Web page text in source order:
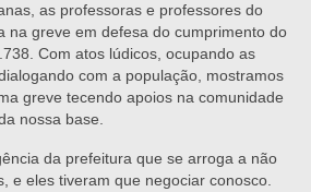
as professoras e professores do
na greve em defesa do cumprimento do
Com atos lúdicos, ocupando as
com a população, mostramos
greve tecendo apoios na comunidade
nossa base.
da prefeitura que se arroga a não
e eles tiveram que negociar conosco.